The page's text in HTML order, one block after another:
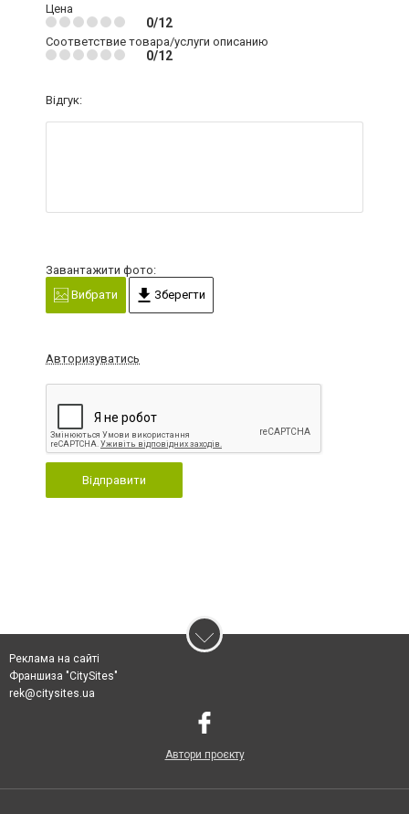
Цена
0/12
Соответствие товара/услуги описанию
0/12
Відгук:
Завантажити фото:
Вибрати
Зберегти
Авторизуватись
Відправити
Реклама на сайті
Франшиза "CitySites"
rek@citysites.ua
Автори проєкту